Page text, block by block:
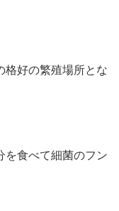
格好の繁殖場所とな
を食べて細菌のフン